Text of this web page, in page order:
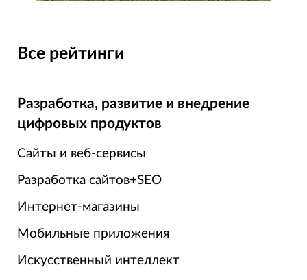
Все рейтинги
Разработка, развитие и внедрение
цифровых продуктов
Сайты и веб-сервисы
Разработка сайтов+SEO
Интернет-магазины
Мобильные приложения
Искусственный интеллект